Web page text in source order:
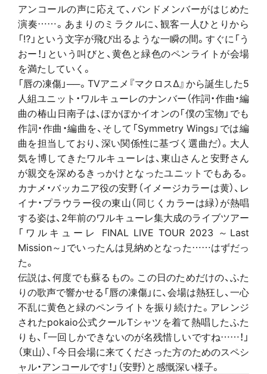
アンコールの声に応えて、バンドメンバーがはじめた
演奏……。あまりのミラクルに、観客一人ひとりから
「⁉」という文字が飛び出るような一瞬の間。すぐに「う
おー！」という叫びと、黄色と緑色のペンライトが会場
を満たしていく。
「唇の凍傷」──。TVアニメ『マクロスΔ』から誕生した5
人組ユニット・ワルキューレのナンバー（作詞・作曲・編
曲の椿山日南子は、ぽかぽかイオンの「僕の宝物」でも
作詞・作曲・編曲を、そして「Symmetry Wings」では編
曲を担当しており、深い関係性に基づく選曲だ）。大人
気を博してきたワルキューレは、東山さんと安野さん
が親交を深めるきっかけとなったユニットでもある。
カナメ・バッカニア役の安野（イメージカラーは黄）、レ
イナ・プラウラー役の東山（同じくカラーは緑）が熱唱
する姿は、2年前のワルキューレ集大成のライブツアー
「ワルキューレ FINAL LIVE TOUR 2023 ～Last
Mission～」でいったんは見納めとなった……はずだっ
た。
伝説は、何度でも蘇るもの。この日のためだけの、ふた
りの歌声で響かせる「唇の凍傷」に、会場は熱狂し、一心
不乱に黄色と緑のペンライトを振り続けた。アレンジ
されたpokaio公式クールTシャツを着て熱唱したふた
りも、「一回しかできないのが名残惜しいですね……！」
（東山）、「今日会場に来てくださった方のためのスペシ
ャル・アンコールです！」（安野）と感慨深い様子。